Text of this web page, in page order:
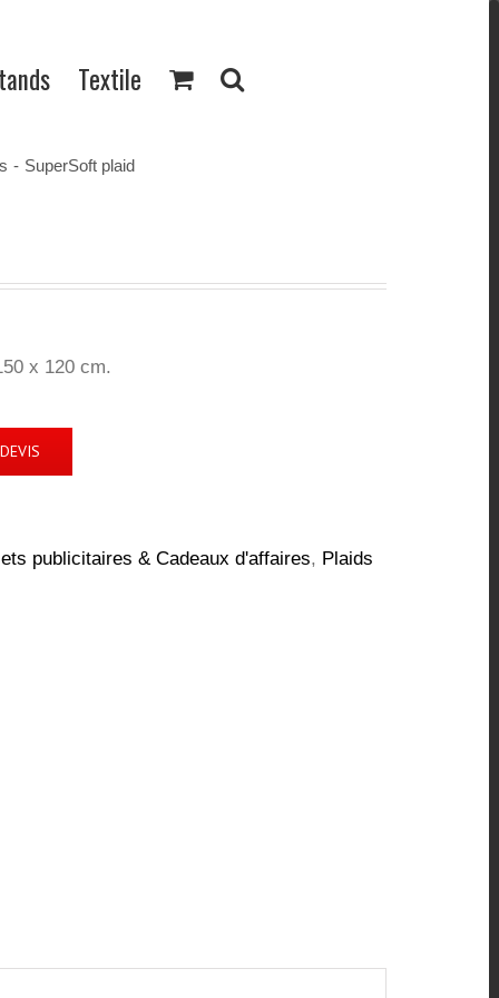
Textile
- SuperSoft plaid
x 120 cm.
publicitaires & Cadeaux d'affaires, Plaids